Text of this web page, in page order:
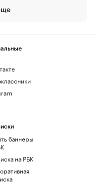
баннеры
на РБК